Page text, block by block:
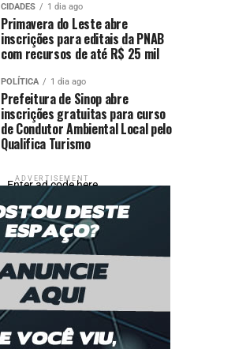
CIDADES 1 dia ago
Primavera do Leste abre
inscrições para editais da PNAB
com recursos de até R$ 25 mil
POLÍTICA 1 dia ago
Prefeitura de Sinop abre
inscrições gratuitas para curso
de Condutor Ambiental Local pelo
Qualifica Turismo
ADVERTISEMENT
Enter ad code here